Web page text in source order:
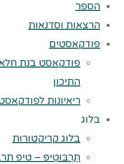
הספר
הרצאות וסדנאות
פודקאסטים
פודקאסט בנת
התיכון
ריאיונות
בלוג
בלוג קריקטורות
תַּרְבּוּטִיפּ – טיפ